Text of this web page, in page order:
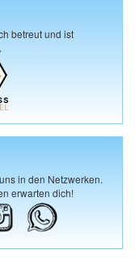
betreut und ist
in den Netzwerken.
erwarten dich!